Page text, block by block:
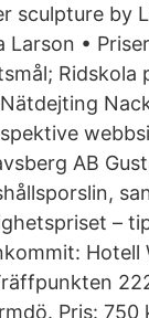
sculpture by
Larson •
Ridskola
AB
–
Hotell
Pris: